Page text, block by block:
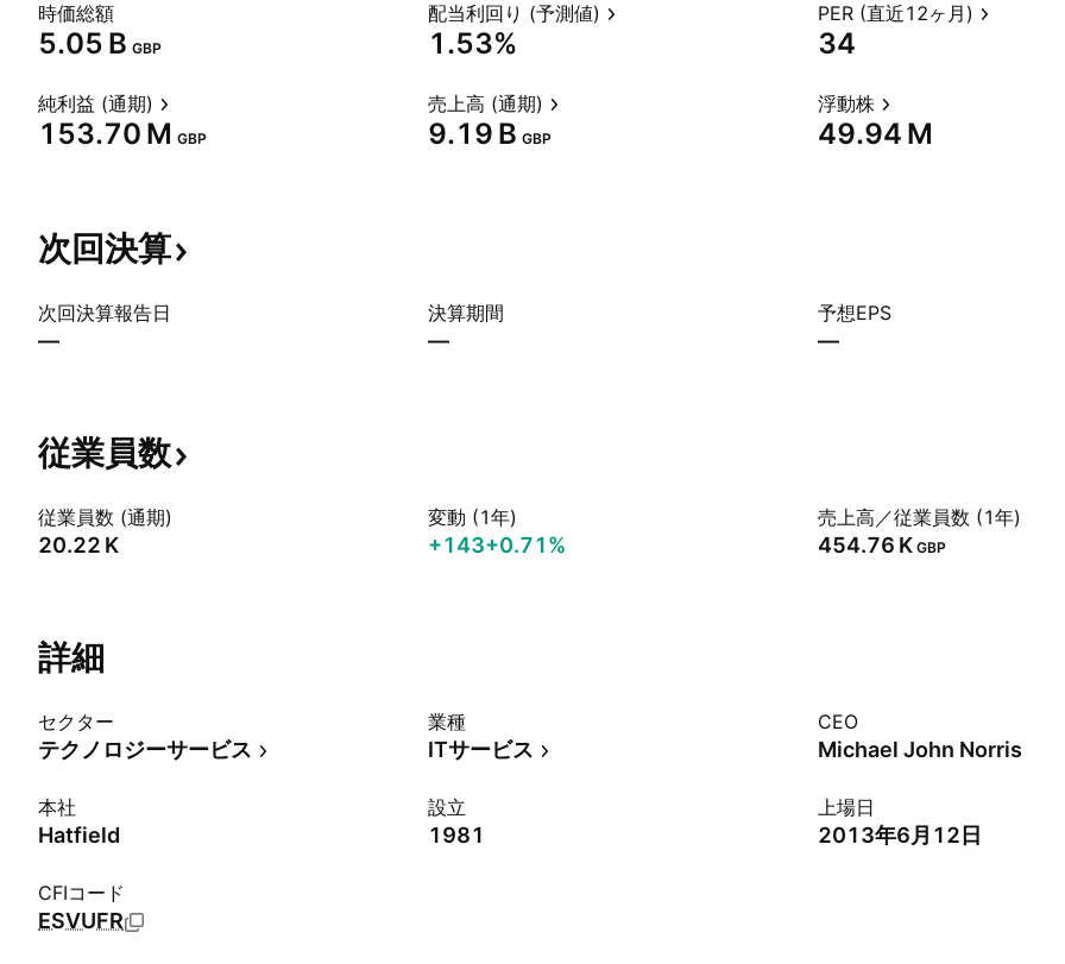
時価総額
‪5.05 B‬ GBP
配当利回り (予測値)
1.53%
PER (直近12ヶ月)
34
純利益 (通期)
‪153.70 M‬ GBP
売上高 (通期)
‪9.19 B‬ GBP
浮動株
‪49.94 M‬
次回決算
次回決算報告日
—
決算期間
—
予想EPS
—
従業員数
従業員数 (通期)
‪20.22 K‬
変動 (1年)
+143+0.71%
売上高／従業員数 (1年)
‪454.76 K‬ GBP
詳細
セクター
テクノロジーサービス
業種
ITサービス
CEO
Michael John Norris
本社
Hatfield
設立
1981
上場日
2013年6月12日
CFIコード
ESVUFR